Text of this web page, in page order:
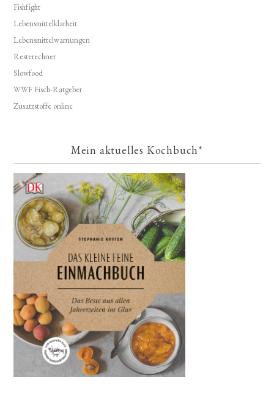
Fishfight
Lebensmittelklarheit
Lebensmittelwarnungen
Resterechner
Slowfood
WWF Fisch-Ratgeber
Zusatzstoffe online
Mein aktuelles Kochbuch*